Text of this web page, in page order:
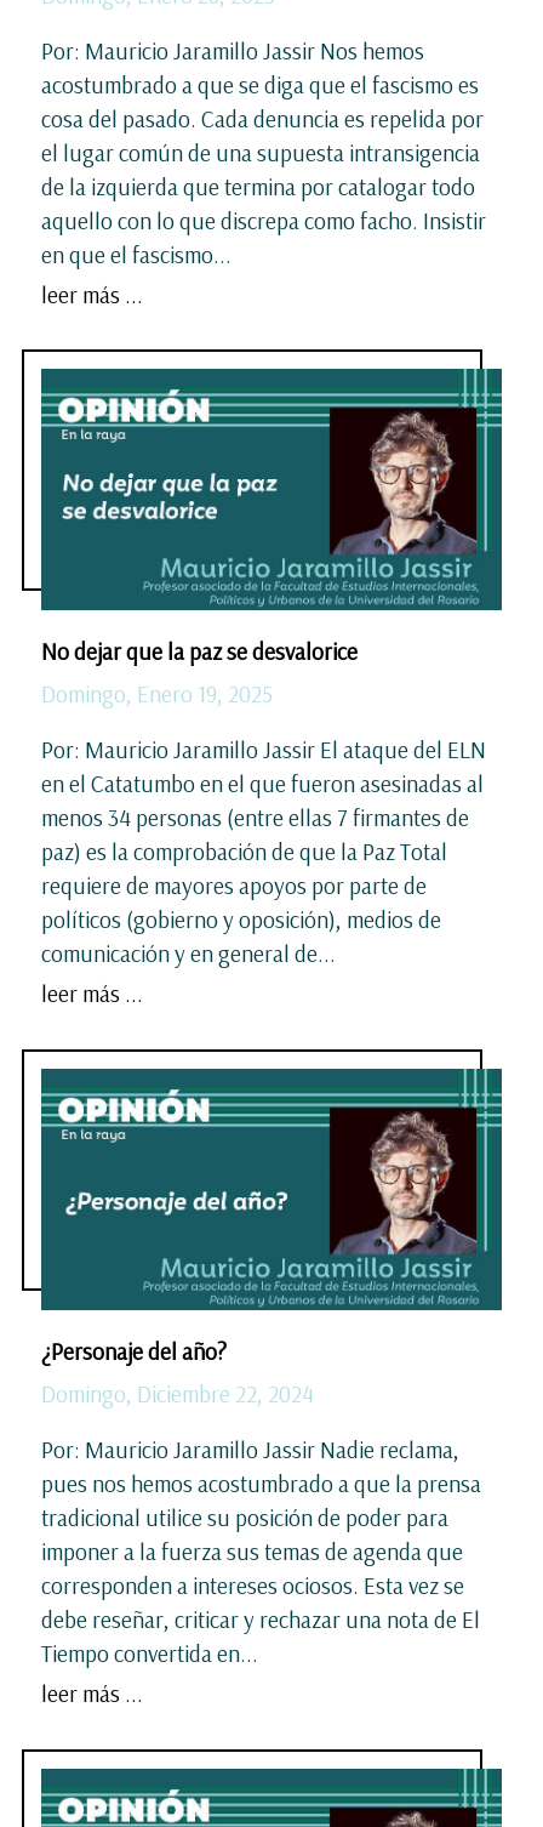
Por: Mauricio Jaramillo Jassir Nos hemos
acostumbrado a que se diga que el fascismo es
cosa del pasado. Cada denuncia es repelida por
el lugar común de una supuesta intransigencia
de la izquierda que termina por catalogar todo
aquello con lo que discrepa como facho. Insistir
en que el fascismo...
leer más ...
No dejar que la paz se desvalorice
Domingo, Enero 19, 2025
Por: Mauricio Jaramillo Jassir El ataque del ELN
en el Catatumbo en el que fueron asesinadas al
menos 34 personas (entre ellas 7 firmantes de
paz) es la comprobación de que la Paz Total
requiere de mayores apoyos por parte de
políticos (gobierno y oposición), medios de
comunicación y en general de...
leer más ...
¿Personaje del año?
Domingo, Diciembre 22, 2024
Por: Mauricio Jaramillo Jassir Nadie reclama,
pues nos hemos acostumbrado a que la prensa
tradicional utilice su posición de poder para
imponer a la fuerza sus temas de agenda que
corresponden a intereses ociosos. Esta vez se
debe reseñar, criticar y rechazar una nota de El
Tiempo convertida en...
leer más ...